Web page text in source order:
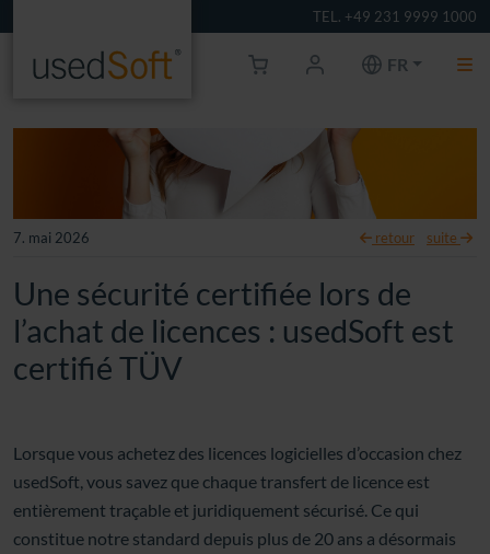
TEL. +49 231 9999 1000
FR
7. mai 2026 retour suite
Une sécurité certifiée lors de
l’achat de licences : usedSoft est
certifié TÜV
Lorsque vous achetez des licences logicielles d’occasion chez
usedSoft, vous savez que chaque transfert de licence est
entièrement traçable et juridiquement sécurisé. Ce qui
constitue notre standard depuis plus de 20 ans a désormais